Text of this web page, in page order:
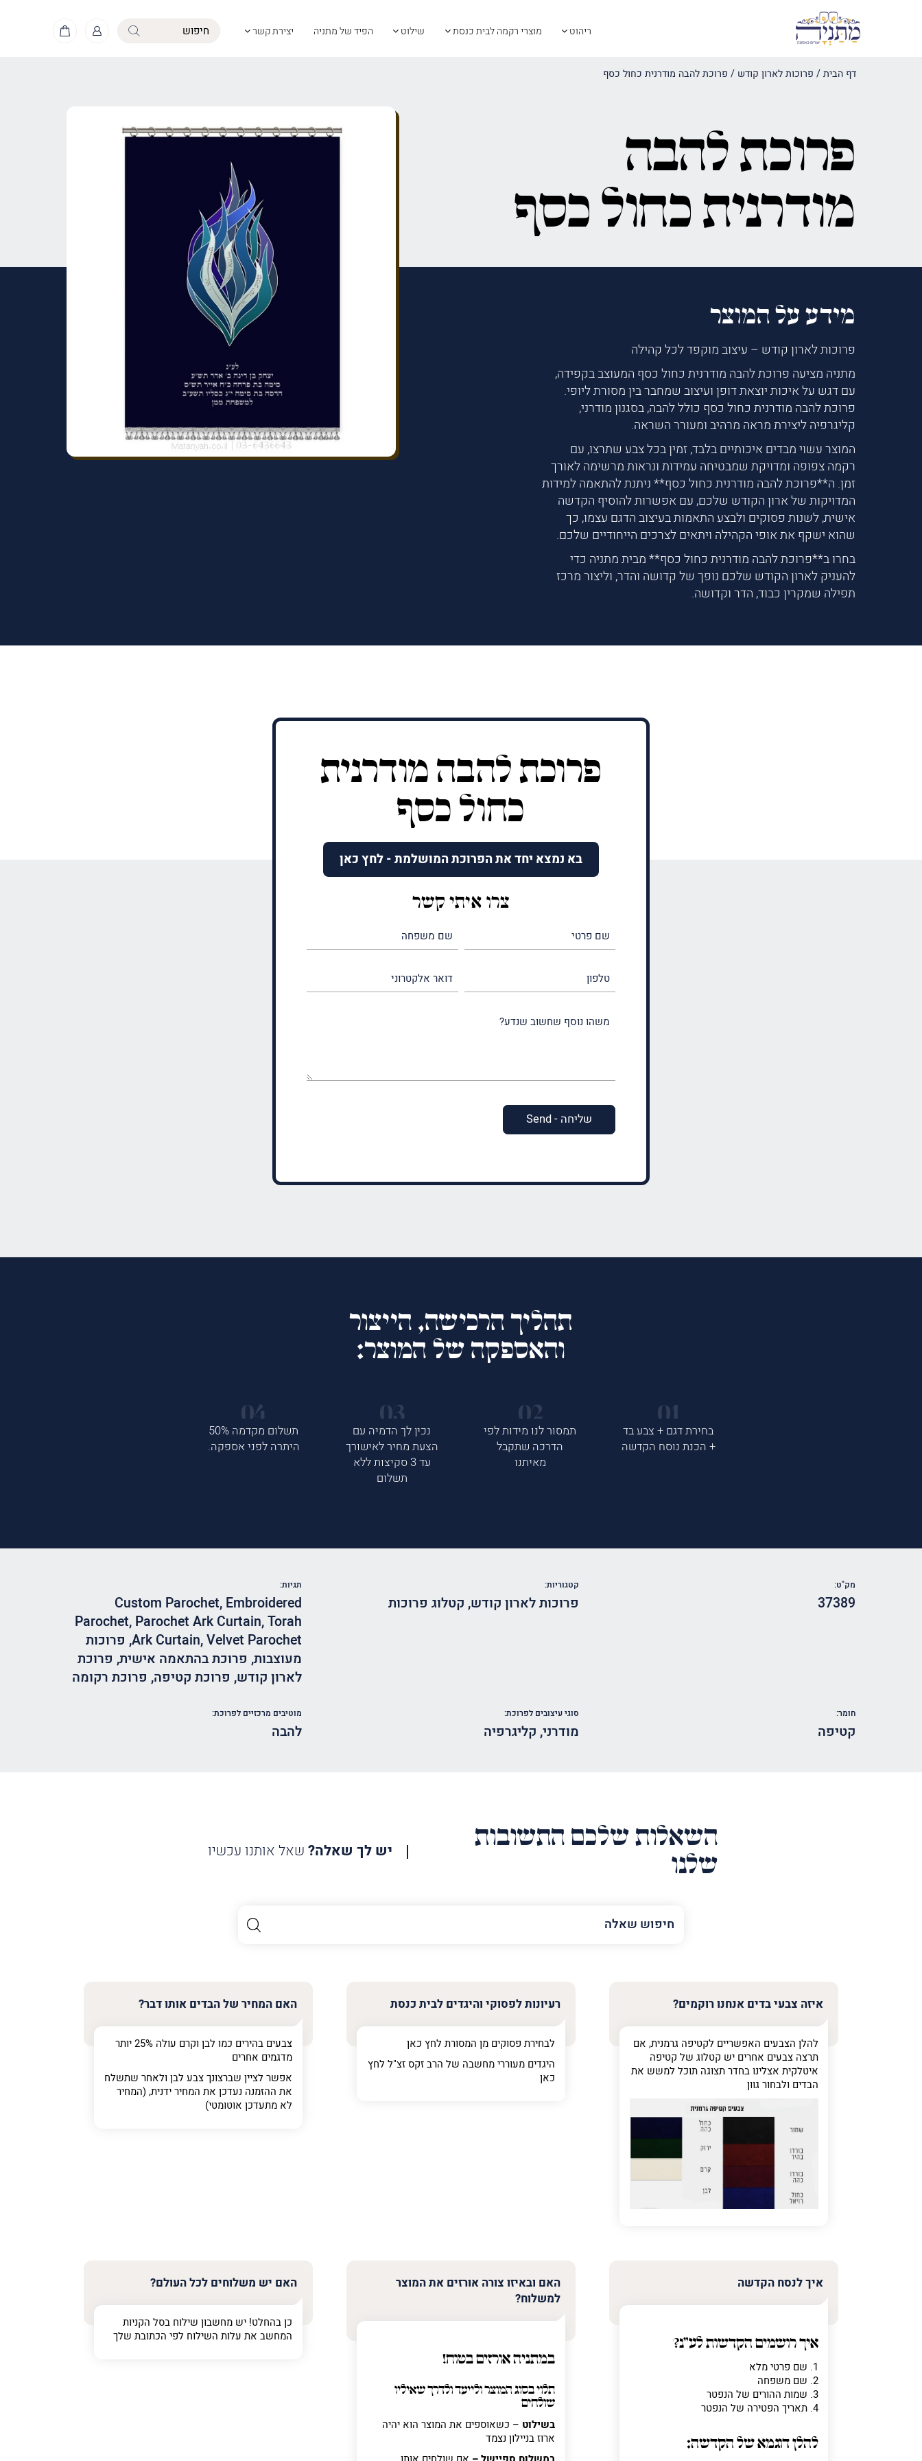
ריהוט מוצרי רקמה לבית כנסת שילוט הפיד של מתניה יצירת קשר
דף הבית/ פרוכות לארון קודש / פרוכת להבה מודרנית כחול כסף
פרוכת להבה
מודרנית כחול כסף
מידע על המוצר
פרוכות לארון קודש – עיצוב מוקפד לכל קהילה
מתניה מציעה פרוכת להבה מודרנית כחול כסף המעוצב בקפידה,
עם דגש על איכות יוצאת דופן ועיצוב שמחבר בין מסורת ליופי.
פרוכת להבה מודרנית כחול כסף כולל להבה, בסגנון מודרני,
קליגרפיה ליצירת מראה מרהיב ומעורר השראה.
המוצר עשוי מבדים איכותיים בלבד, זמין בכל צבע שתרצו, עם
רקמה צפופה ומדויקת שמבטיחה עמידות ונראות מרשימה לאורך
זמן. ה**פרוכת להבה מודרנית כחול כסף** ניתנת להתאמה למידות
המדויקות של ארון הקודש שלכם, עם אפשרות להוסיף הקדשה
אישית, לשנות פסוקים ולבצע התאמות בעיצוב הדגם עצמו, כך
שהוא ישקף את אופי הקהילה ויתאים לצרכים הייחודיים שלכם.
בחרו ב**פרוכת להבה מודרנית כחול כסף** מבית מתניה כדי
להעניק לארון הקודש שלכם נופך של קדושה והדר, וליצור מרכז
תפילה שמקרין כבוד, הדר וקדושה.
פרוכת להבה מודרנית
כחול כסף
בא נמצא יחד את הפרוכת המושלמת - לחץ כאן
צרו איתי קשר
תהליך הרכישה, הייצור
והאספקה של המוצר:
בחירת דגם + צבע בד
+ הכנת נוסח הקדשה
תמסור לנו מידות לפי
הדרכה שתקבל
מאיתנו
נכין לך הדמיה עם
הצעת מחיר לאישורך
עד 3 סקיצות ללא
תשלום
תשלום מקדמה 50%
היתרה לפני אספקה.
מק"ט:
37389
קטגוריות:
פרוכות לארון קודש, קטלוג פרוכות
תגיות:
Custom Parochet, Embroidered
Parochet, Parochet Ark Curtain,Torah
Ark Curtain,Velvet Parochet
, פרוכות
מעוצבות, פרוכת בהתאמה אישית, פרוכת
לארון קודש, פרוכת קטיפה, פרוכת רקומה
חומר:
קטיפה
סוגי עיצובים לפרוכת:
מודרני, קליגרפיה
מוטיבים מרכזיים לפרוכת:
להבה
השאלות שלכם התשובות
שלנו
יש לך שאלה? שאל אותנו עכשיו
פרט
על
מה
איזה צבעי בדים אנחנו רוקמים?
להלן הצבעים האפשריים לקטיפה גרמנית, אם
תרצה צבעים אחרים יש קטלוג של קטיפה
איטלקית אצלינו בחדר תצוגה תוכל למשש את
הבדים ולבחור גוון
רעיונות לפסוקי והיגדים לבית כנסת
לבחירת פסוקים מן המסורת לחץ כאן
היגדים מעוררי מחשבה של הרב זקס זצ"ל לחץ
כאן
האם המחיר של הבדים אותו דבר?
צבעים בהירים כמו לבן וקרם עולה 25% יותר
מדגמים אחרים
אפשר לציין שברצונך צבע לבן ולאחר שתשלח
את ההזמנה נעדכן את המחיר ידנית, (המחיר
לא מתעדכן אוטומטי)
איך לנסח הקדשה
איך רושמים הקדשות לע"נ?
1. שם פרטי מלא
2. שם משפחה
3. שמות ההורים של הנפטר
4. תאריך הפטירה של הנפטר
להלן דוגמא של הקדשה:
האם ובאיזו צורה אורזים את המוצר
למשלוח?
במתניה אורזים בטוח!
תלוי בסוג המוצר ולייעד ולדרך שאיליו
שולחים
בשילוט – כשאוספים את המוצר הוא יהיה
ארוז בניילון נצמד
האם יש משלוחים לכל העולם?
כן בהחלט! יש מחשבון שילוח בסל הקניות
המחשב את עלות השילוח לפי הכתובת שלך